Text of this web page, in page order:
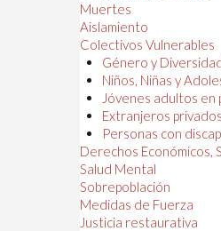
Muertes
Aislamiento
Colectivos Vulnerables
Género y
Niños, Niñas y
Jóvenes adultos en
Extranjeros
Personas con
Derechos Económicos,
Salud Mental
Sobrepoblación
Medidas de Fuerza
Justicia restaurativa